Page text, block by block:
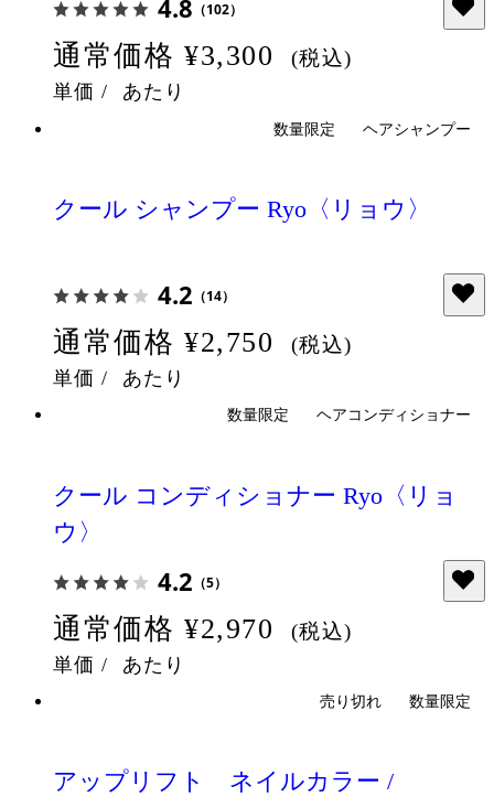
4.8 （102）
通常価格 ¥3,300 (税込)
単価 / あたり
数量限定 ヘアシャンプー
クール シャンプー Ryo〈リョウ〉
4.2 （14）
通常価格 ¥2,750 (税込)
単価 / あたり
数量限定 ヘアコンディショナー
クール コンディショナー Ryo〈リョ
ウ〉
4.2 （5）
通常価格 ¥2,970 (税込)
単価 / あたり
売り切れ 数量限定
アップリフト ネイルカラー /